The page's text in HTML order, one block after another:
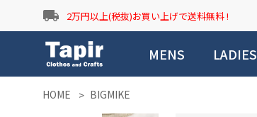
local_shipping 2万円以上(税抜)お買い上げで送料無料 !
MENS LADIES
HOME BIGMIKE